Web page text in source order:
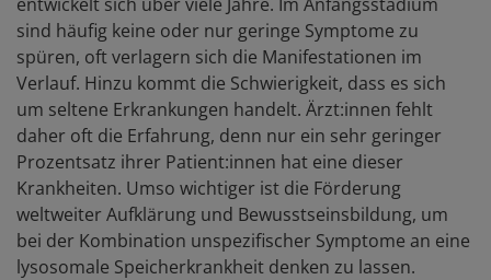
sind häufig keine oder nur geringe Symptome zu
spüren, oft verlagern sich die Manifestationen im
Verlauf. Hinzu kommt die Schwierigkeit, dass es sich
um seltene Erkrankungen handelt. Ärzt:innen fehlt
daher oft die Erfahrung, denn nur ein sehr geringer
Prozentsatz ihrer Patient:innen hat eine dieser
Krankheiten. Umso wichtiger ist die Förderung
weltweiter Aufklärung und Bewusstseinsbildung, um
bei der Kombination unspezifischer Symptome an eine
lysosomale Speicherkrankheit denken zu lassen.